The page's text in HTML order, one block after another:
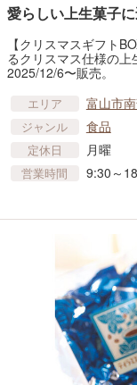
愛らしい上生菓子
【クリスマスギフト
るクリスマス仕様の上
2025/12/6〜販売。
エリア 富山市
ジャンル 食品
定休日 月曜
営業時間 9:30～